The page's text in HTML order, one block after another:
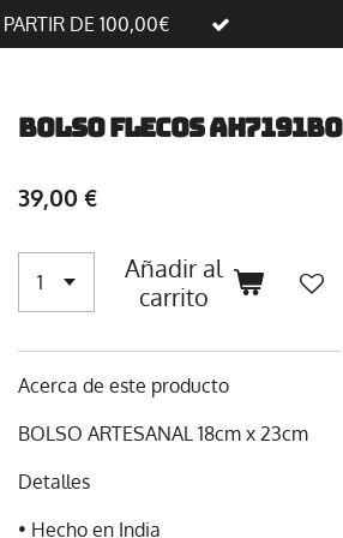
DE 100,00€
Bolso flecos AH7191BO
39,00 €
Añadir al
carrito
Acerca de este producto
BOLSO ARTESANAL 18cm x 23cm
Detalles
• Hecho en India